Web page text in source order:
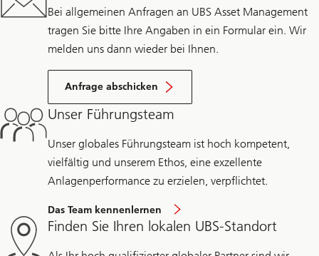
Bei allgemeinen Anfragen an UBS Asset Management
tragen Sie bitte Ihre Angaben in ein Formular ein. Wir
melden uns dann wieder bei Ihnen.
Anfrage abschicken
Unser Führungsteam
Unser globales Führungsteam ist hoch kompetent,
vielfältig und unserem Ethos, eine exzellente
Anlagenperformance zu erzielen, verpflichtet.
Das Team kennenlernen
Finden Sie Ihren lokalen UBS-Standort